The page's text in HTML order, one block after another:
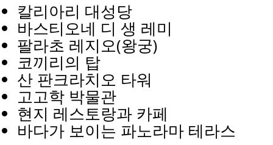
칼리아리 대성당
바스티오네 디 생 레미
팔라초 레지오(왕궁)
코끼리의 탑
산 판크라치오 타워
고고학 박물관
현지 레스토랑과 카페
바다가 보이는 파노라마 테라스